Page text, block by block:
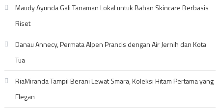
Maudy Ayunda Gali Tanaman Lokal untuk Bahan Skincare Berbasis
Riset
Danau Annecy, Permata Alpen Prancis dengan Air Jernih dan Kota
Tua
RiaMiranda Tampil Berani Lewat Smara, Koleksi Hitam Pertama yang
Elegan